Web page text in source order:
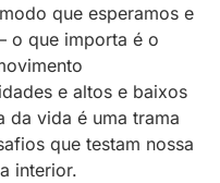
enorme
com esta
esforço? Sabe
você vem se
e lutas?